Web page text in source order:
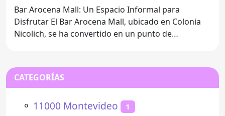
Bar Arocena Mall: Un Espacio Informal para
Disfrutar El Bar Arocena Mall, ubicado en Colonia
Nicolich, se ha convertido en un punto de
CATEGORÍAS
⚬ 11000 Montevideo 1